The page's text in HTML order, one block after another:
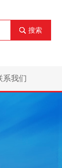
搜索
系我们